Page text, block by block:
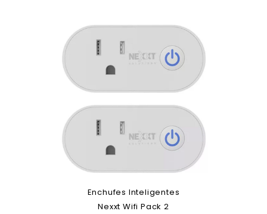
Enchufes Inteligentes
Nexxt Wifi Pack 2